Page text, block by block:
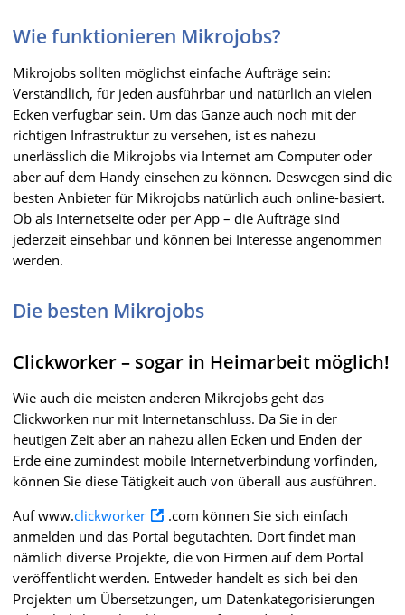
Wie funktionieren Mikrojobs?
Mikrojobs sollten möglichst einfache Aufträge sein:
Verständlich, für jeden ausführbar und natürlich an vielen
Ecken verfügbar sein. Um das Ganze auch noch mit der
richtigen Infrastruktur zu versehen, ist es nahezu
unerlässlich die Mikrojobs via Internet am Computer oder
aber auf dem Handy einsehen zu können. Deswegen sind die
besten Anbieter für Mikrojobs natürlich auch online-basiert.
Ob als Internetseite oder per App – die Aufträge sind
jederzeit einsehbar und können bei Interesse angenommen
werden.
Die besten Mikrojobs
Clickworker – sogar in Heimarbeit möglich!
Wie auch die meisten anderen Mikrojobs geht das
Clickworken nur mit Internetanschluss. Da Sie in der
heutigen Zeit aber an nahezu allen Ecken und Enden der
Erde eine zumindest mobile Internetverbindung vorfinden,
können Sie diese Tätigkeit auch von überall aus ausführen.
Auf www.clickworker
.com können Sie sich einfach
anmelden und das Portal begutachten. Dort findet man
nämlich diverse Projekte, die von Firmen auf dem Portal
veröffentlicht werden. Entweder handelt es sich bei den
Projekten um Übersetzungen, um Datenkategorisierungen